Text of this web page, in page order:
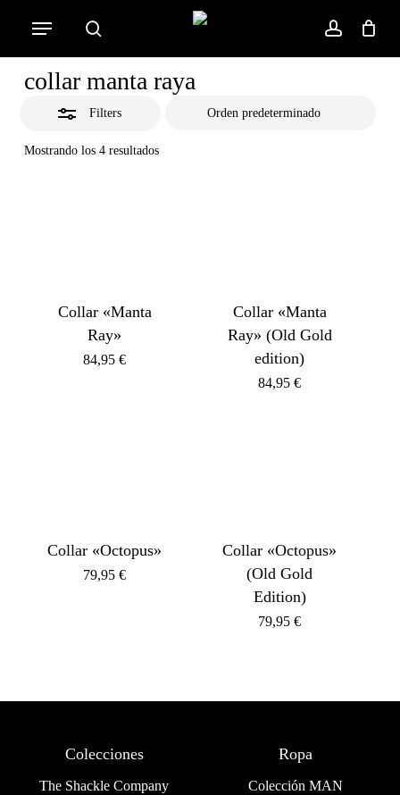
main
content
search account
Menu
Cart
Close
collar manta raya
Filters
Mostrando los 4 resultados
Close
Filters
Collar «Manta
Ray»
84,95€
Collar «Manta
Ray» (Old Gold
edition)
84,95€
Collar «Octopus»
79,95€
Collar «Octopus»
(Old Gold
Edition)
79,95€
Colecciones
The Shackle Company
Ropa
Colección MAN